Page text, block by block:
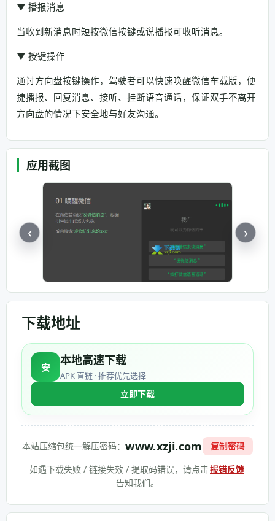
▼ 播报消息
当收到新消息时短按微信按键或说播报可收听消息。
▼ 按键操作
通讨方向盘按键操作，驾驶者可以快速唤醒微信车载版，便
捷播报、回复消息、接听、挂断语音通话，保证双手不离开
方向盘的情况下安全地与好友沟通。
应用截图
‹ ›
下载地址
安 本地高速下载
APK 直链 · 推荐优先选择
立即下载
本站压缩包统一解压密码：www.xzji.com
复制密码
如遇下载失败 / 链接失效 / 提取码错误，请点击报错反馈
告知我们。